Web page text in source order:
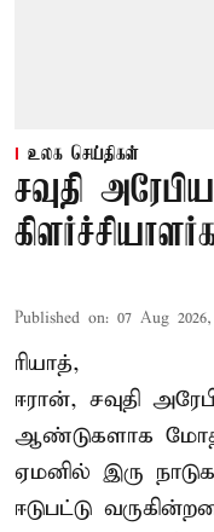
உலக செய்திகள்
சவுதி
Published on: 07 Aug
ரியாத்,
ஈரான், சவுதி
ஆண்டுகளாக
ஏமனில் இரு
ஈடுபட்டு